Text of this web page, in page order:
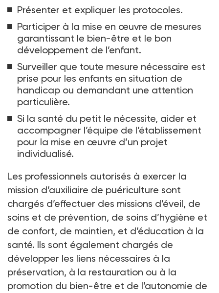
Présenter et expliquer les protocoles.
Participer à la mise en œuvre de mesures
garantissant le bien-être et le bon
développement de l’enfant.
Surveiller que toute mesure nécessaire est
prise pour les enfants en situation de
handicap ou demandant une attention
particulière.
Si la santé du petit le nécessite, aider et
accompagner l’équipe de l’établissement
pour la mise en œuvre d’un projet
individualisé.
Les professionnels autorisés à exercer la
mission d’auxiliaire de puériculture sont
chargés d’effectuer des missions d’éveil, de
soins et de prévention, de soins d’hygiène et
de confort, de maintien, et d’éducation à la
santé. Ils sont également chargés de
développer les liens nécessaires à la
préservation, à la restauration ou à la
promotion du bien-être et de l’autonomie de